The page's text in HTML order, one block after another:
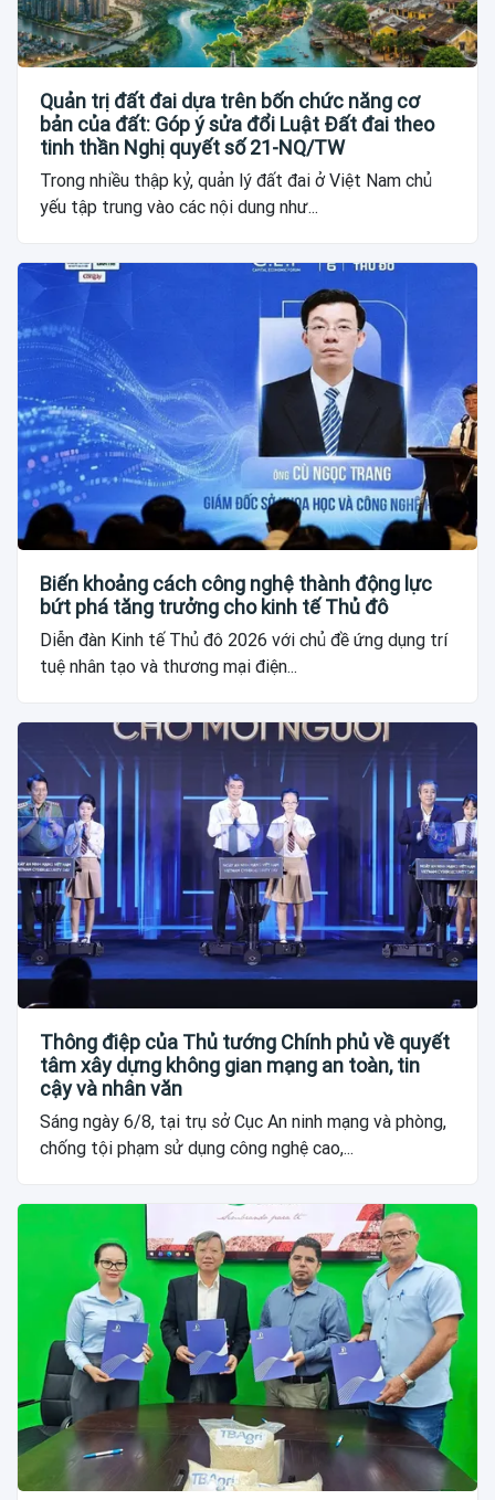
Quản trị đất đai dựa trên bốn chức năng cơ
bản của đất: Góp ý sửa đổi Luật Đất đai theo
tinh thần Nghị quyết số 21-NQ/TW
Trong nhiều thập kỷ, quản lý đất đai ở Việt Nam chủ
yếu tập trung vào các nội dung như...
Biến khoảng cách công nghệ thành động lực
bứt phá tăng trưởng cho kinh tế Thủ đô
Diễn đàn Kinh tế Thủ đô 2026 với chủ đề ứng dụng trí
tuệ nhân tạo và thương mại điện...
Thông điệp của Thủ tướng Chính phủ về quyết
tâm xây dựng không gian mạng an toàn, tin
cậy và nhân văn
Sáng ngày 6/8, tại trụ sở Cục An ninh mạng và phòng,
chống tội phạm sử dụng công nghệ cao,...